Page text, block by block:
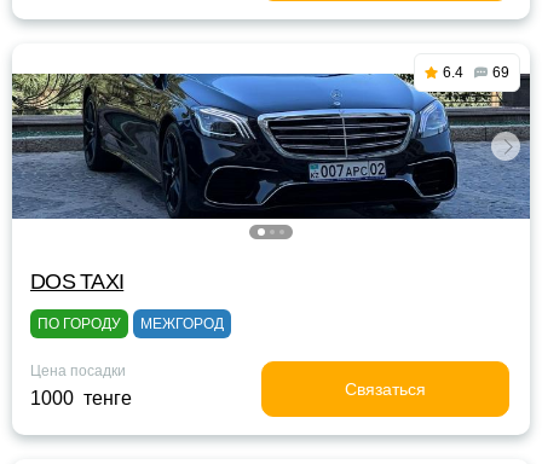
6.4 69
DOS TAXI
ПО ГОРОДУ МЕЖГОРОД
Цена посадки
1000 тенге Связаться